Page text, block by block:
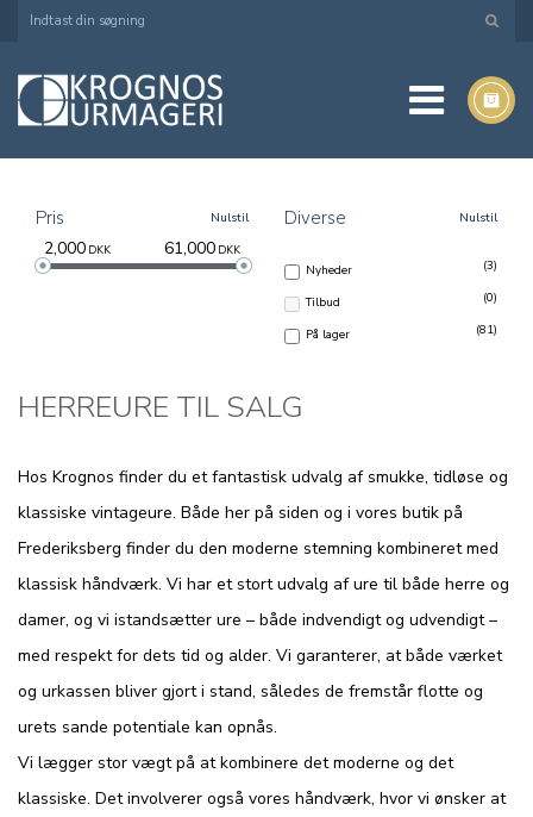
Pris Nulstil
2,000 DKK 61,000 DKK
Diverse Nulstil
Nyheder (3)
Tilbud (0)
På lager (81)
HERREURE TIL SALG
Hos Krognos finder du et fantastisk udvalg af smukke, tidløse og
klassiske vintageure. Både her på siden og i vores butik på
Frederiksberg finder du den moderne stemning kombineret med
klassisk håndværk. Vi har et stort udvalg af ure til både herre og
damer, og vi istandsætter ure – både indvendigt og udvendigt –
med respekt for dets tid og alder. Vi garanterer, at både værket
og urkassen bliver gjort i stand, således de fremstår flotte og
urets sande potentiale kan opnås.
Vi lægger stor vægt på at kombinere det moderne og det
klassiske. Det involverer også vores håndværk, hvor vi ønsker at